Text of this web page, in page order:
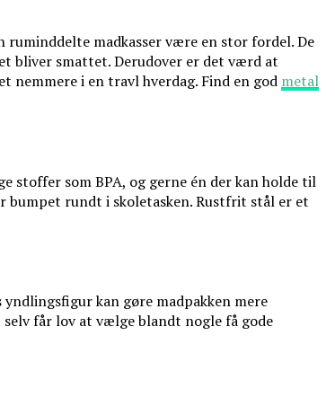
madkasser være en stor fordel. De
bliver smattet. Derudover er det værd at
nemmere i en travl hverdag. Find en god metal
stoffer som BPA, og gerne én der kan holde til
bumpet rundt i skoletasken. Rustfrit stål er et
yndlingsfigur kan gøre madpakken mere
får lov at vælge blandt nogle få gode